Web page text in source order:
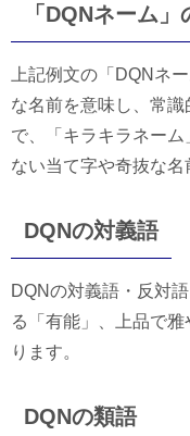
「DQNネーム」
上記例文の「DQNネ
な名前を意味し、常
で、「キラキラネー
ない当て字や奇抜な名
DQNの対義語
DQNの対義語・反対
る「有能」、上品で
ります。
DQNの類語